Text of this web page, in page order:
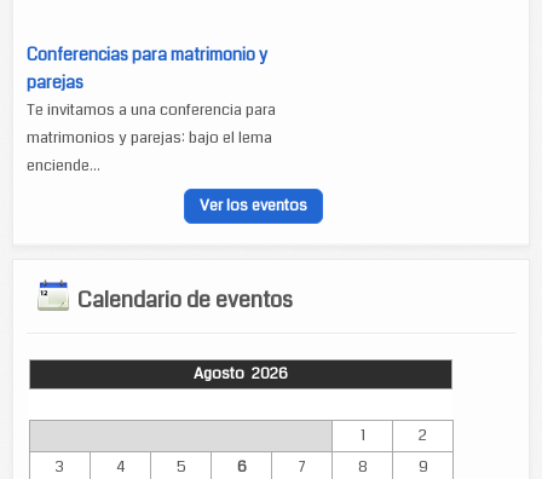
Conferencias para matrimonio y
parejas
Te invitamos a una conferencia para
matrimonios y parejas: bajo el lema
enciende...
Ver los eventos
Calendario de eventos
Agosto 2026
1
2
3
4 5 6 7 8
9